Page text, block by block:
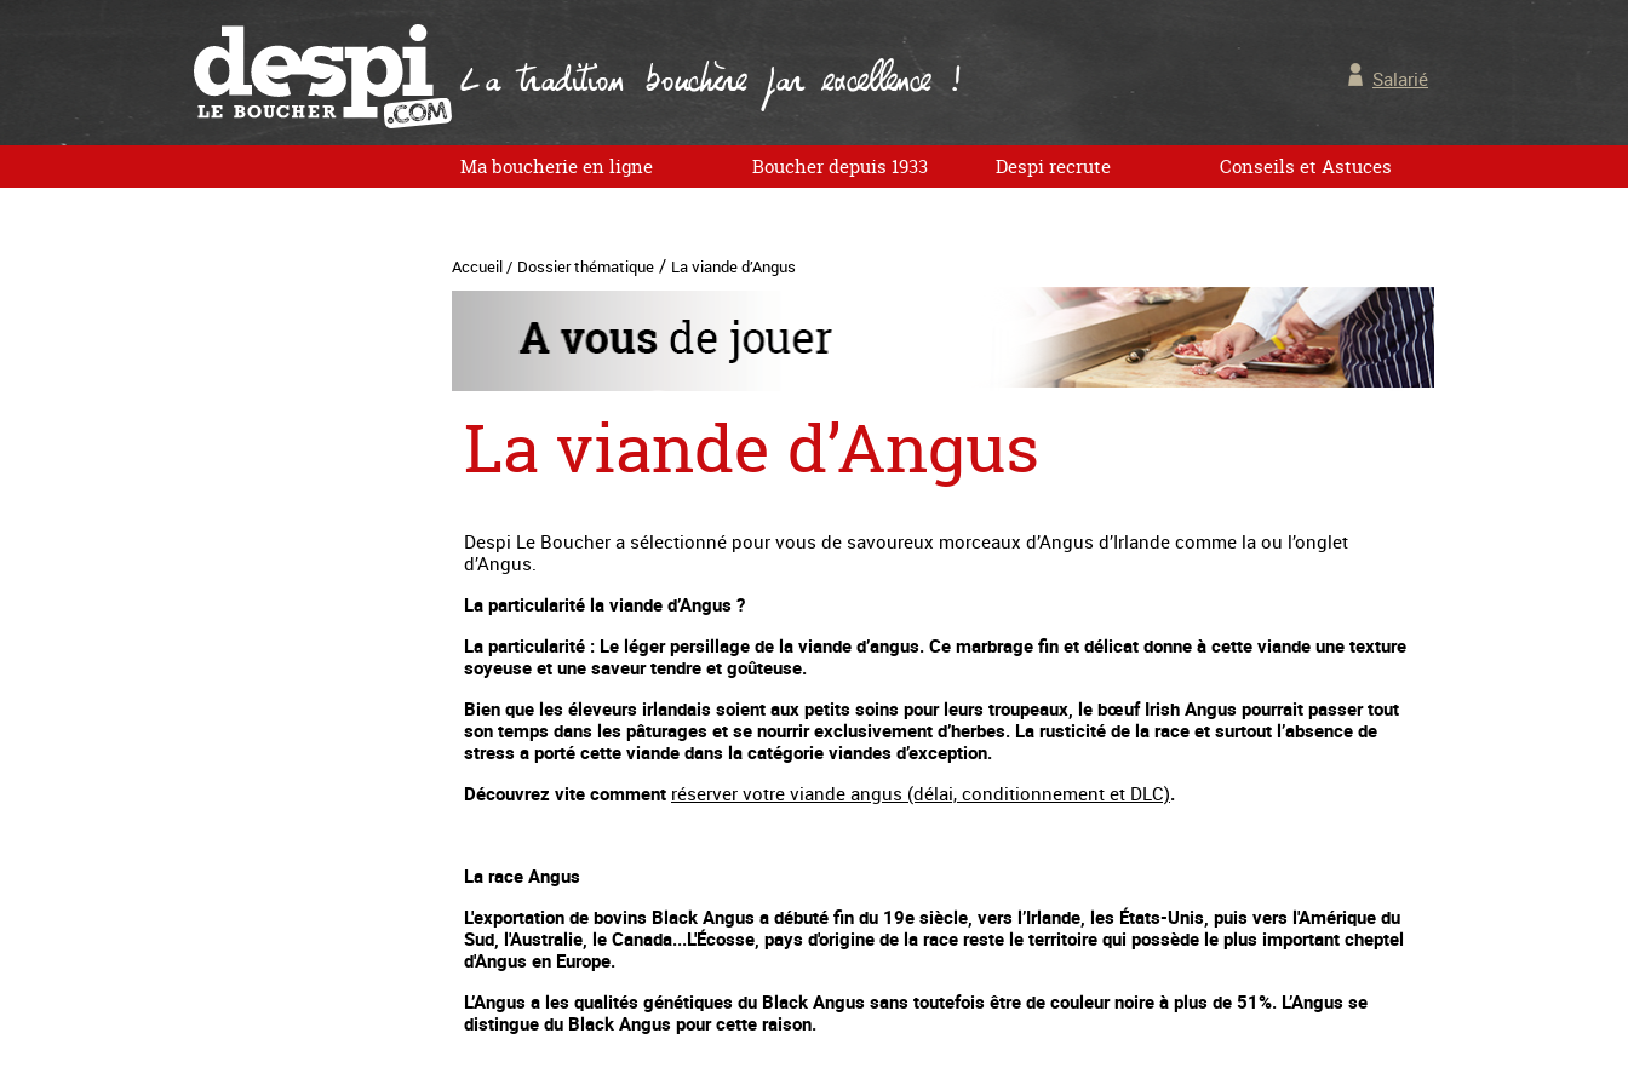
La tradition bouchère par excellence ! Salarié
Ma boucherie en ligne Boucher depuis 1933 Despi recrute Conseils et Astuces
Accueil / Dossier thématique / La viande d’Angus
La viande d’Angus
Despi Le Boucher a sélectionné pour vous de savoureux morceaux d’Angus d’Irlande comme la ou l’onglet
d’Angus.
La particularité la viande d’Angus ?
La particularité : Le léger persillage de la viande d’angus. Ce marbrage fin et délicat donne à cette viande une texture
soyeuse et une saveur tendre et goûteuse.
Bien que les éleveurs irlandais soient aux petits soins pour leurs troupeaux, le bœuf Irish Angus pourrait passer tout
son temps dans les pâturages et se nourrir exclusivement d’herbes. La rusticité de la race et surtout l’absence de
stress a porté cette viande dans la catégorie viandes d’exception.
Découvrez vite comment réserver votre viande angus (délai, conditionnement et DLC).
La race Angus
L'exportation de bovins Black Angus a débuté fin du 19e siècle, vers l’Irlande, les États-Unis, puis vers l'Amérique du
Sud, l'Australie, le Canada...L'Écosse, pays d'origine de la race reste le territoire qui possède le plus important cheptel
d'Angus en Europe.
L’Angus a les qualités génétiques du Black Angus sans toutefois être de couleur noire à plus de 51%. L’Angus se
distingue du Black Angus pour cette raison.